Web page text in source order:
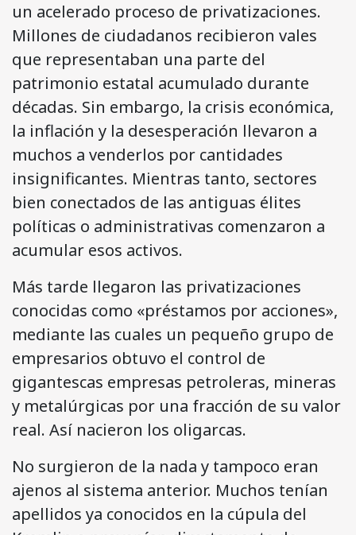
un acelerado proceso de privatizaciones.
Millones de ciudadanos recibieron vales
que representaban una parte del
patrimonio estatal acumulado durante
décadas. Sin embargo, la crisis económica,
la inflación y la desesperación llevaron a
muchos a venderlos por cantidades
insignificantes. Mientras tanto, sectores
bien conectados de las antiguas élites
políticas o administrativas comenzaron a
acumular esos activos.
Más tarde llegaron las privatizaciones
conocidas como «préstamos por acciones»,
mediante las cuales un pequeño grupo de
empresarios obtuvo el control de
gigantescas empresas petroleras, mineras
y metalúrgicas por una fracción de su valor
real. Así nacieron los oligarcas.
No surgieron de la nada y tampoco eran
ajenos al sistema anterior. Muchos tenían
apellidos ya conocidos en la cúpula del